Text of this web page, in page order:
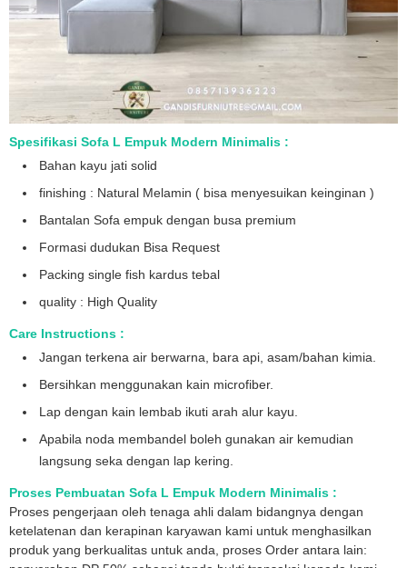
Spesifikasi Sofa L Empuk Modern Minimalis :
Bahan kayu jati solid
finishing : Natural Melamin ( bisa menyesuikan keinginan )
Bantalan Sofa empuk dengan busa premium
Formasi dudukan Bisa Request
Packing single fish kardus tebal
quality : High Quality
Care Instructions :
Jangan terkena air berwarna, bara api, asam/bahan kimia.
Bersihkan menggunakan kain microfiber.
Lap dengan kain lembab ikuti arah alur kayu.
Apabila noda membandel boleh gunakan air kemudian
langsung seka dengan lap kering.
Proses Pembuatan Sofa L Empuk Modern Minimalis :
Proses pengerjaan oleh tenaga ahli dalam bidangnya dengan
ketelatenan dan kerapinan karyawan kami untuk menghasilkan
produk yang berkualitas untuk anda, proses Order antara lain: